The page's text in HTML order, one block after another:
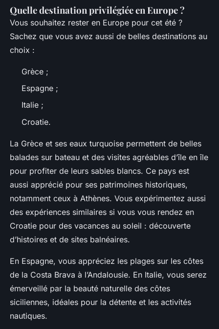
Quelle destination privilégiée en Europe ?
Vous souhaitez rester en Europe pour cet été ?
Sachez que vous avez aussi de belles destinations au
choix :
Grèce ;
Espagne ;
Italie ;
Croatie.
La Grèce et ses eaux turquoise permettent de belles
balades sur bateau et des visites agréables d’île en île
pour profiter de leurs sables blancs. Ce pays est
aussi apprécié pour ses patrimoines historiques,
notamment ceux à Athènes. Vous expérimentez aussi
des expériences similaires si vous vous rendez en
Croatie pour des vacances au soleil : découverte
d’histoires et de sites balnéaires.
En Espagne, vous appréciez les plages sur les côtes
de la Costa Brava à l’Andalousie. En Italie, vous serez
émerveillé par la beauté naturelle des côtes
siciliennes, idéales pour la détente et les activités
nautiques.